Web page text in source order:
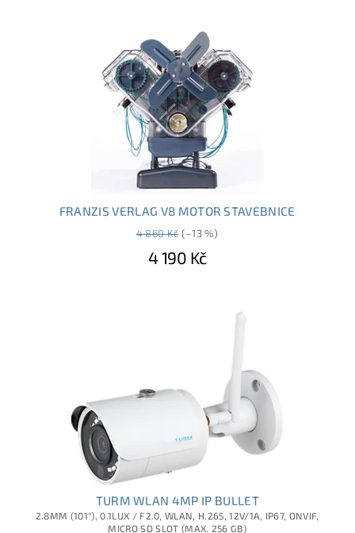
FRANZIS VERLAG V8 MOTOR STAVEBNICE
4 860 Kč(–13 %)
4 190 Kč
TURM WLAN 4MP IP BULLET
2.8MM (101°), 0.1LUX / F2.0, WLAN, H.265, 12V/1A, IP67, ONVIF,
MICRO SD SLOT (MAX. 256 GB)